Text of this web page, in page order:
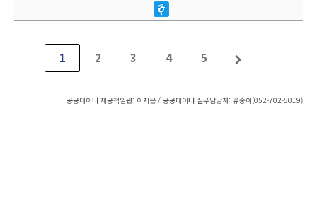
1 2 3 4 5
공공데이터 제공책임관: 이지은 / 공공데이터 실무담당자: 류송이(052-702-5019)